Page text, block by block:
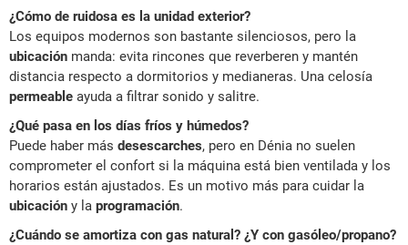
¿Cómo de ruidosa es la unidad exterior?
Los equipos modernos son bastante silenciosos, pero la
ubicación manda: evita rincones que reverberen y mantén
distancia respecto a dormitorios y medianeras. Una celosía
permeable ayuda a filtrar sonido y salitre.
¿Qué pasa en los días fríos y húmedos?
Puede haber más desescarches, pero en Dénia no suelen
comprometer el confort si la máquina está bien ventilada y los
horarios están ajustados. Es un motivo más para cuidar la
ubicación y la programación.
¿Cuándo se amortiza con gas natural? ¿Y con gasóleo/propano?